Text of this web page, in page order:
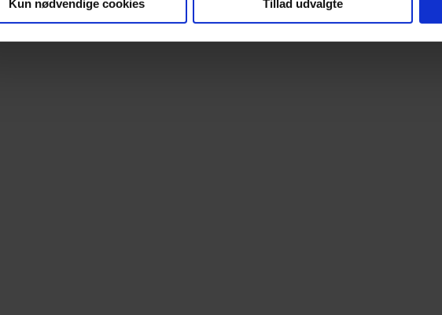
Kun nødvendige cookies Tillad udvalgte